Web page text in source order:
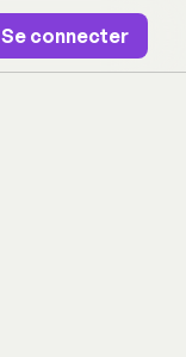
Se connecter